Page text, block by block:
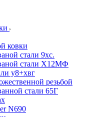
ковки
стали 9хс.
стали Х12МФ
у8+хвг
резьбой
стали 65Г
N690